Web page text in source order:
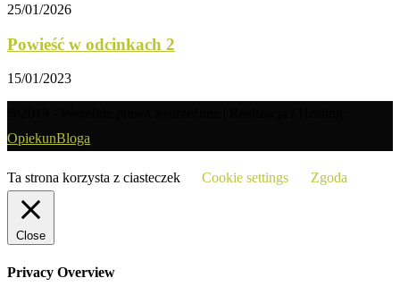
25/01/2026
Powieść w odcinkach 2
15/01/2023
OpiekunBloga
Ta strona korzysta z ciasteczek Cookie settings Zgoda
Close
Privacy Overview